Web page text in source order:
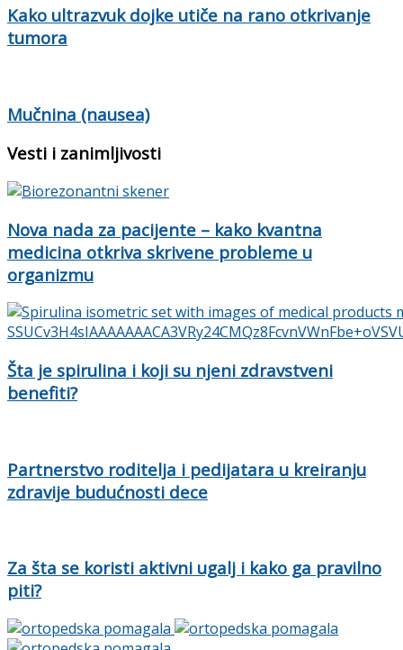
Kako ultrazvuk dojke utiče na rano otkrivanje
tumora
Mučnina (nausea)
Vesti i zanimljivosti
Nova nada za pacijente – kako kvantna
medicina otkriva skrivene probleme u
organizmu
Šta je spirulina i koji su njeni zdravstveni
benefiti?
Partnerstvo roditelja i pedijatara u kreiranju
zdravije budućnosti dece
Za šta se koristi aktivni ugalj i kako ga pravilno
piti?